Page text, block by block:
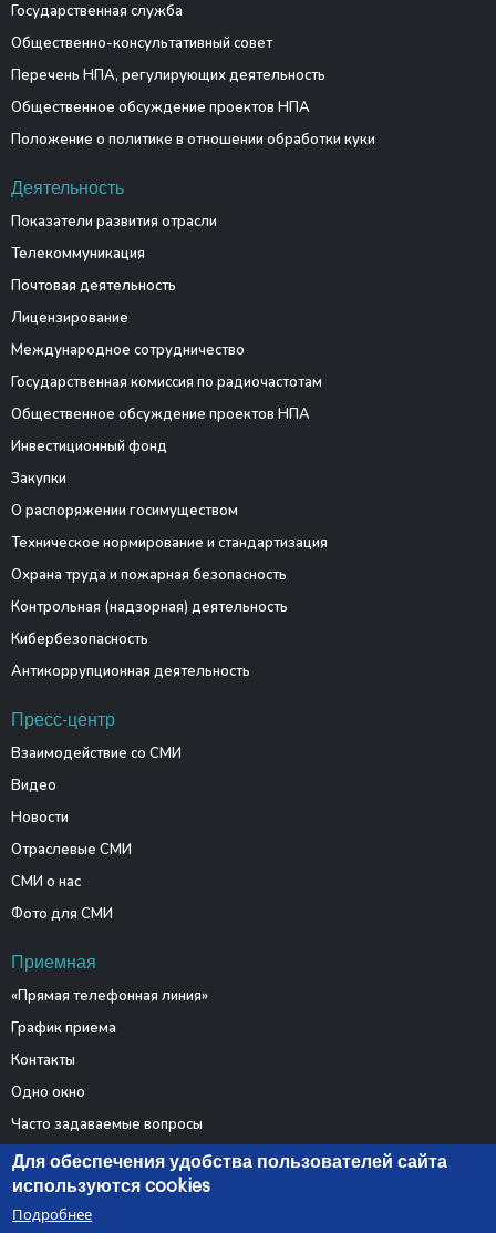
Государственная служба
Общественно-консультативный совет
Перечень НПА, регулирующих деятельность
Общественное обсуждение проектов НПА
Положение о политике в отношении обработки куки
Деятельность
Показатели развития отрасли
Телекоммуникация
Почтовая деятельность
Лицензирование
Международное сотрудничество
Государственная комиссия по радиочастотам
Общественное обсуждение проектов НПА
Инвестиционный фонд
Закупки
О распоряжении госимуществом
Техническое нормирование и стандартизация
Охрана труда и пожарная безопасность
Контрольная (надзорная) деятельность
Кибербезопасность
Антикоррупционная деятельность
Пресс-центр
Взаимодействие со СМИ
Видео
Новости
Отраслевые СМИ
СМИ о нас
Фото для СМИ
Приемная
«Прямая телефонная линия»
График приема
Контакты
Одно окно
Часто задаваемые вопросы
Электронные обращения
Для обеспечения удобства пользователей сайта
используются cookies
Подробнее